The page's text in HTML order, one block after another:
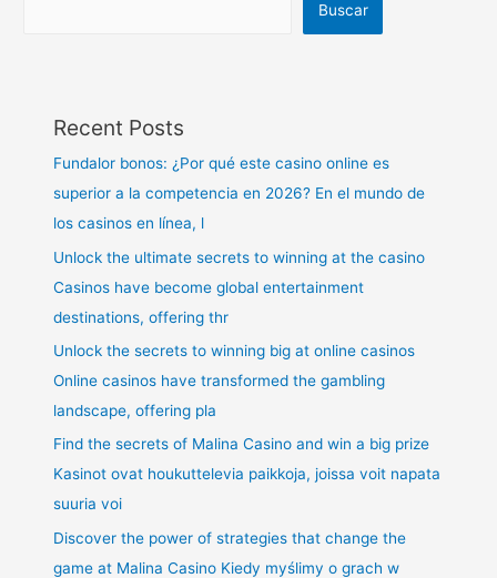
Buscar
Recent Posts
Fundalor bonos: ¿Por qué este casino online es
superior a la competencia en 2026? En el mundo de
los casinos en línea, l
Unlock the ultimate secrets to winning at the casino
Casinos have become global entertainment
destinations, offering thr
Unlock the secrets to winning big at online casinos
Online casinos have transformed the gambling
landscape, offering pla
Find the secrets of Malina Casino and win a big prize
Kasinot ovat houkuttelevia paikkoja, joissa voit napata
suuria voi
Discover the power of strategies that change the
game at Malina Casino Kiedy myślimy o grach w